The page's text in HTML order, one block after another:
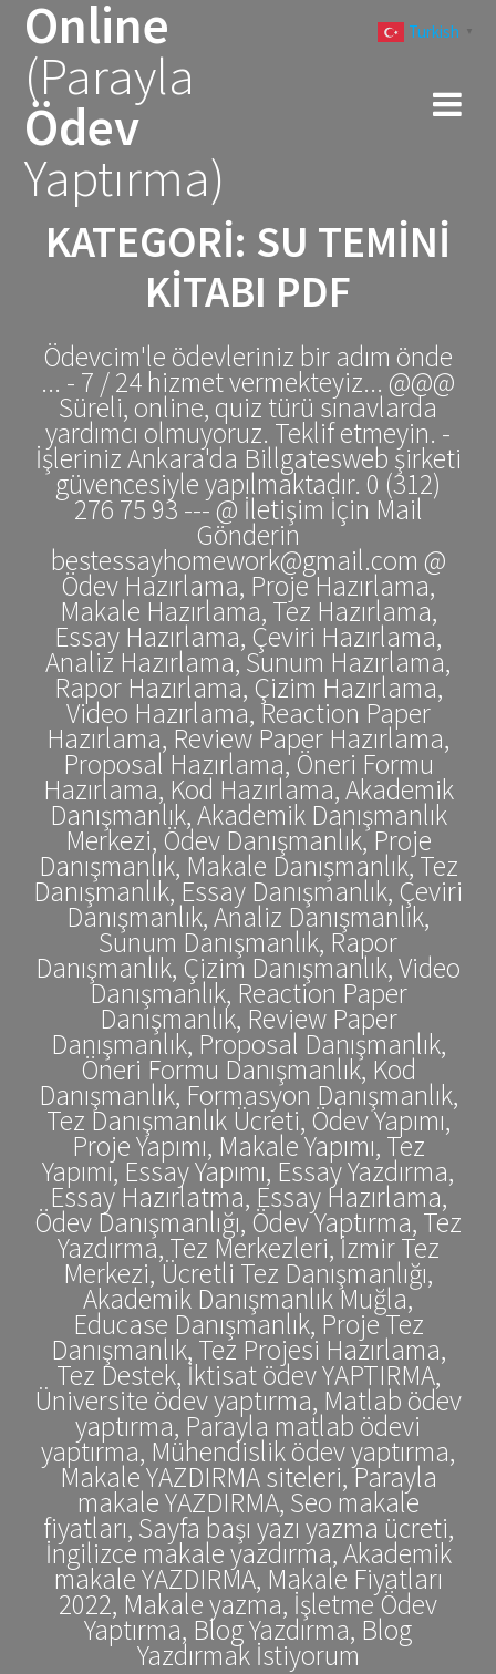
Online
(Parayla
Ödev
Yaptırma)
KATEGORI: SU TEMINI
KITABI PDF
Ödevcim'le ödevleriniz bir adım önde
... - 7 / 24 hizmet vermekteyiz... @@@
Süreli, online, quiz türü sınavlarda
yardımcı olmuyoruz. Teklif etmeyin. -
İşleriniz Ankara'da Billgatesweb şirketi
güvencesiyle yapılmaktadır. 0 (312)
276 75 93 --- @ İletişim İçin Mail
Gönderin
bestessayhomework@gmail.com @
Ödev Hazırlama, Proje Hazırlama,
Makale Hazırlama, Tez Hazırlama,
Essay Hazırlama, Çeviri Hazırlama,
Analiz Hazırlama, Sunum Hazırlama,
Rapor Hazırlama, Çizim Hazırlama,
Video Hazırlama, Reaction Paper
Hazırlama, Review Paper Hazırlama,
Proposal Hazırlama, Öneri Formu
Hazırlama, Kod Hazırlama, Akademik
Danışmanlık, Akademik Danışmanlık
Merkezi, Ödev Danışmanlık, Proje
Danışmanlık, Makale Danışmanlık, Tez
Danışmanlık, Essay Danışmanlık, Çeviri
Danışmanlık, Analiz Danışmanlık,
Sunum Danışmanlık, Rapor
Danışmanlık, Çizim Danışmanlık, Video
Danışmanlık, Reaction Paper
Danışmanlık, Review Paper
Danışmanlık, Proposal Danışmanlık,
Öneri Formu Danışmanlık, Kod
Danışmanlık, Formasyon Danışmanlık,
Tez Danışmanlık Ücreti, Ödev Yapımı,
Proje Yapımı, Makale Yapımı, Tez
Yapımı, Essay Yapımı, Essay Yazdırma,
Essay Hazırlatma, Essay Hazırlama,
Ödev Danışmanlığı, Ödev Yaptırma, Tez
Yazdırma, Tez Merkezleri, İzmir Tez
Merkezi, Ücretli Tez Danışmanlığı,
Akademik Danışmanlık Muğla,
Educase Danışmanlık, Proje Tez
Danışmanlık, Tez Projesi Hazırlama,
Tez Destek, İktisat ödev YAPTIRMA,
Üniversite ödev yaptırma, Matlab ödev
yaptırma, Parayla matlab ödevi
yaptırma, Mühendislik ödev yaptırma,
Makale YAZDIRMA siteleri, Parayla
makale YAZDIRMA, Seo makale
fiyatları, Sayfa başı yazı yazma ücreti,
İngilizce makale yazdırma, Akademik
makale YAZDIRMA, Makale Fiyatları
2022, Makale yazma, İşletme Ödev
Yaptırma, Blog Yazdırma, Blog
Yazdırmak İstiyorum
Turkish ▼